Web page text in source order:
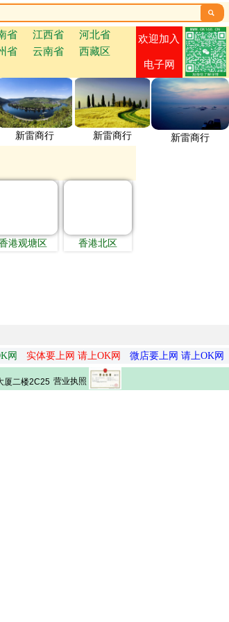

省 江西省
河北省
省 云南省
西藏区
欢迎加入
电子网
新雷商行 新雷商行 新雷商行
港观塘区 香港北区
网 实体要上网 请上OK网 微店要上网 请上OK网
厦二楼2C25 营业执照